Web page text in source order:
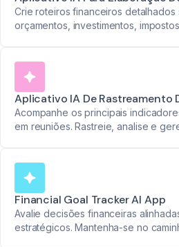
Crie roteiros financeiros detalhados
orçamentos, investimentos,
Aplicativo IA De Rastreamento
Acompanhe os principais
em reuniões. Rastreie, analise e
Financial Goal Tracker AI App
Avalie decisões financeiras
estratégicos. Mantenha-se no